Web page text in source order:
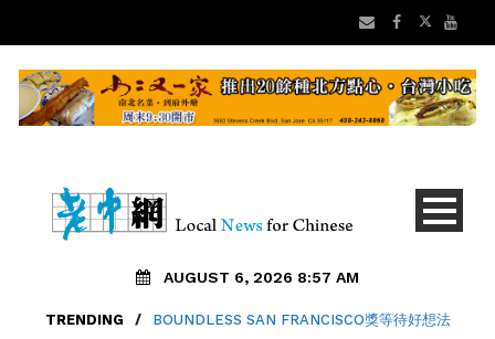
AUGUST 6, 2026 8:57 AM
TRENDING / BOUNDLESS SAN FRANCISCO獎等待好想法